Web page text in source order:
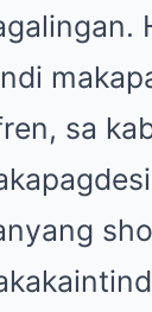
sa